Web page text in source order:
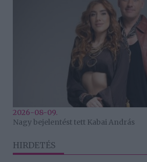
2026-08-09.
Nagy bejelentést tett Kabai András
HIRDETÉS